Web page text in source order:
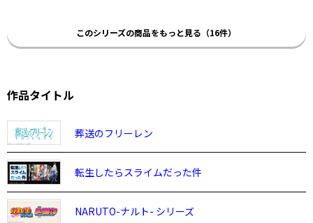
このシリーズの商品をもっと見る（16件）
作品タイトル
葬送のフリーレン
転生したらスライムだった件
NARUTO-ナルト- シリーズ